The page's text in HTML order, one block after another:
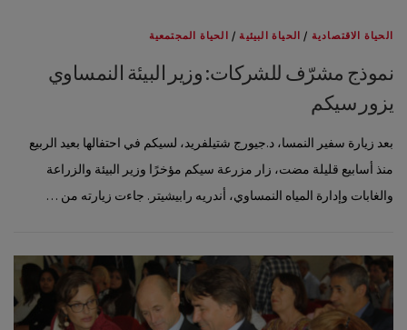
الحياة الاقتصادية / الحياة البيئية / الحياة المجتمعية
نموذج مشرّف للشركات: وزير البيئة النمساوي
يزور سيكم
بعد زيارة سفير النمسا، د.جيورج شتيلفريد، لسيكم في احتفالها بعيد الربيع
منذ أسابيع قليلة مضت، زار مزرعة سيكم مؤخرًا وزير البيئة والزراعة
والغابات وإدارة المياه النمساوي، أندريه رابيشيتر. جاءت زيارته من …